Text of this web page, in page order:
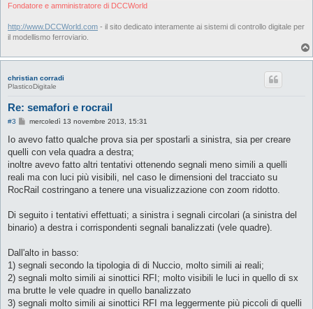
i
Fondatore e amministratore di DCCWorld
http://www.DCCWorld.com - il sito dedicato interamente ai sistemi di controllo digitale per
il modellismo ferroviario.
christian corradi
PlasticoDigitale
Re: semafori e rocrail
#3
M
s
a
g
o
mercoledì 13 novembre 2013, 15:31
Io avevo fatto qualche prova sia per spostarli a sinistra, sia per creare
quelli con vela quadra a destra;
inoltre avevo fatto altri tentativi ottenendo segnali meno simili a quelli
reali ma con luci più visibili, nel caso le dimensioni del tracciato su
RocRail costringano a tenere una visualizzazione con zoom ridotto.
Di seguito i tentativi effettuati; a sinistra i segnali circolari (a sinistra del
binario) a destra i corrispondenti segnali banalizzati (vele quadre).
Dall'alto in basso:
1) segnali secondo la tipologia di di Nuccio, molto simili ai reali;
2) segnali molto simili ai sinottici RFI; molto visibili le luci in quello di sx
ma brutte le vele quadre in quello banalizzato
3) segnali molto simili ai sinottici RFI ma leggermente più piccoli di quelli